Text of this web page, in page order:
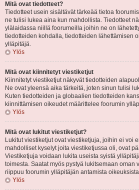
Mitä ovat tiedotteet?
Tiedotteet usein sisältävät tärkeää tietoa
ne tulisi lukea aina kun mahdollista. Tiedotteet
ylälaidassa niillä foorumeilla joihin ne on
tiedotteiden kohdalla, tiedotteiden lähettämisen
ylläpitäjä.
Ylös
Mitä ovat kiinnitetyt viestiketjut
Kiinnitetyt viestiketjut näkyvät tiedotteiden
Ne ovat yleensä aika tärkeitä, joten sinun tulisi
Kuten tiedotteiden ja globaalien tiedotteiden
kiinnittämisen oikeudet määrittelee foorumin
Ylös
Mitä ovat lukitut viestiketjut?
Lukitut viestiketjut ovat viestiketjuja, joihin ei voi
mahdolliset kyselyt joita viestiketjussa oli, ovat
Viestiketjuja voidaan lukita useista syistä
toimesta. Saatat myös pystyä lukitsemaan oman
riippuu foorumin ylläpitäjän antamista
Ylös